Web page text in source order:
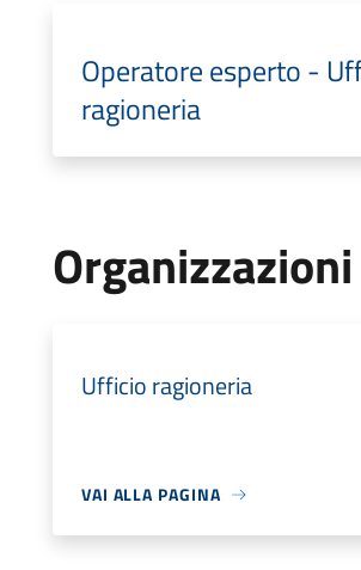
Operatore esperto -
ragioneria
Organizzazioni
Ufficio ragioneria
VAI ALLA PAGINA